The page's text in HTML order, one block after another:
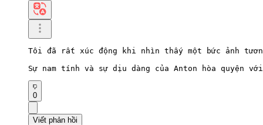
Tôi đã rất xúc động khi nhìn thấy một bức ảnh
Sự nam tính và sự dịu dàng của Anton hòa quyện
0
Viết phản hồi